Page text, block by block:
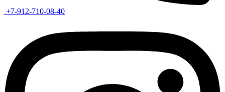
+7-912-710-08-40